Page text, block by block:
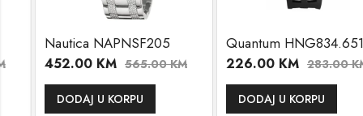
Nautica NAPNSF205
452.00KM 565.00KM
DODAJ U KORPU
Quantum HNG834.651
226.00KM 283.00KM
DODAJ U KORPU